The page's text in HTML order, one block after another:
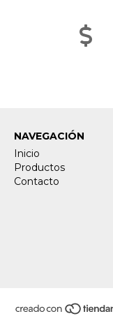
NAVEGACIÓN
Inicio
Productos
Contacto